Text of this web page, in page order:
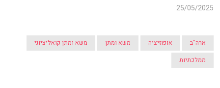
25/05/2025
ארה"ב אופוזיציה משא ומתן
משא ומתן קואליציוני
ממלכתיות